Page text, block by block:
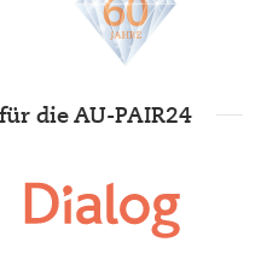
die AU-PAIR24